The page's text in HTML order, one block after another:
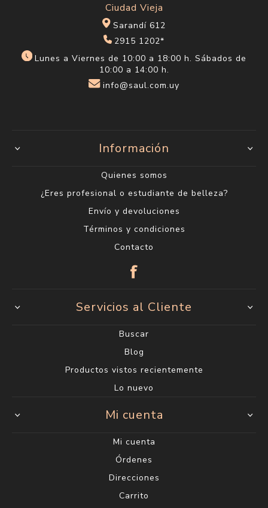
Ciudad Vieja
Sarandí 612
2915 1202*
Lunes a Viernes de 10:00 a 18:00 h. Sábados de
10:00 a 14:00 h.
info@saul.com.uy
Información
Quienes somos
¿Eres profesional o estudiante de belleza?
Envío y devoluciones
Términos y condiciones
Contacto
Servicios al Cliente
Buscar
Blog
Productos vistos recientemente
Lo nuevo
Mi cuenta
Mi cuenta
Órdenes
Direcciones
Carrito